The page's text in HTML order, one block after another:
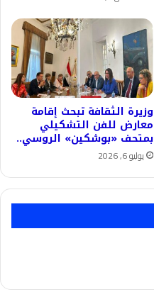
وزيرة الثقافة تبحث إقامة
معارض للفن التشكيلي
بمتحف «بوشكين» الروسي..
يوليو 6, 2026